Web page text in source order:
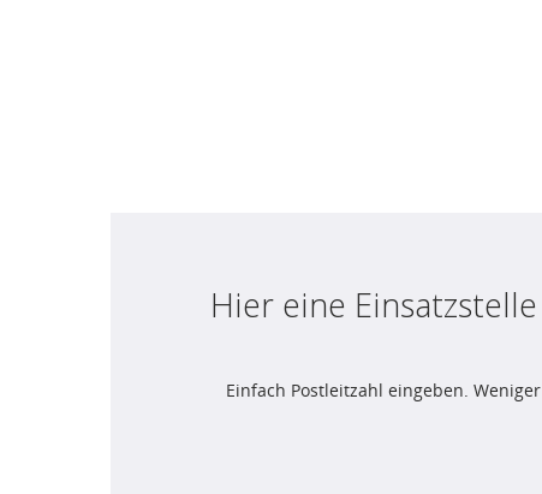
Hier eine
Einfach Postleitzahl eingeben.